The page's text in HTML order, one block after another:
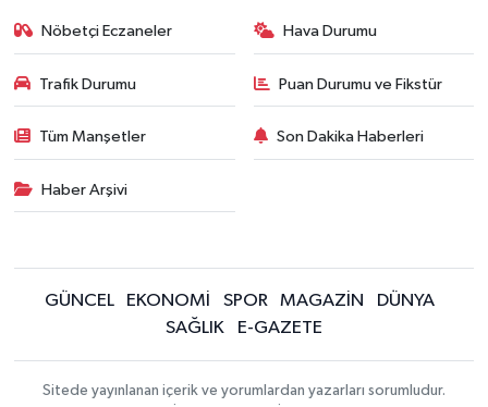
Nöbetçi Eczaneler Hava Durumu
Trafik Durumu Puan Durumu ve Fikstür
Tüm Manşetler Son Dakika Haberleri
Haber Arşivi
GÜNCEL EKONOMİ SPOR MAGAZİN
DÜNYA
SAĞLIK
E-GAZETE
Sitede yayınlanan içerik ve yorumlardan yazarları sorumludur.